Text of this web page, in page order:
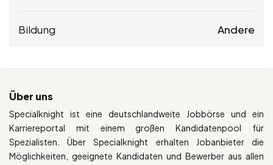
Bildung Andere
Über uns
Specialknight ist eine deutschlandweite Jobbörse und ein
Karriereportal mit einem großen Kandidatenpool für
Spezialisten. Über Specialknight erhalten Jobanbieter die
Möglichkeiten, geeignete Kandidaten und Bewerber aus allen